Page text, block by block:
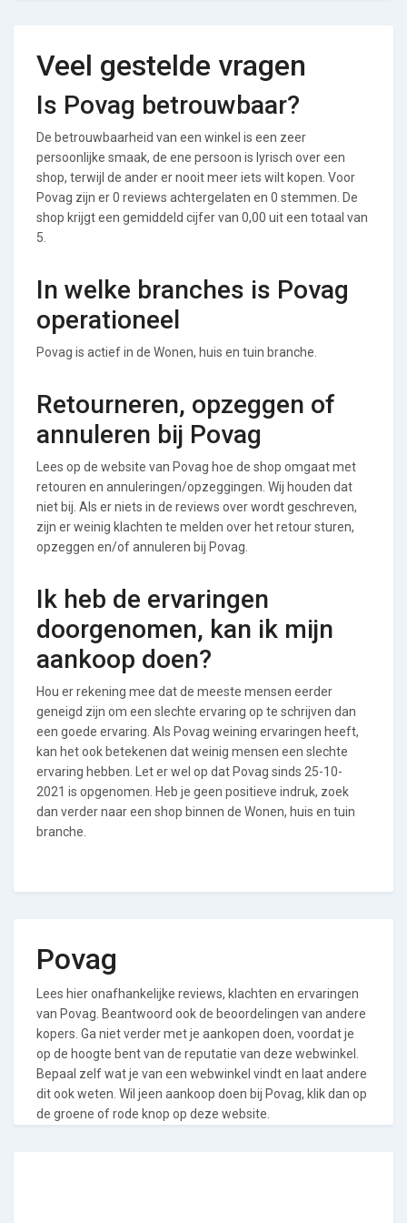
Veel gestelde vragen
Is Povag betrouwbaar?
De betrouwbaarheid van een winkel is een zeer
persoonlijke smaak, de ene persoon is lyrisch over een
shop, terwijl de ander er nooit meer iets wilt kopen. Voor
Povag zijn er 0 reviews achtergelaten en 0 stemmen. De
shop krijgt een gemiddeld cijfer van 0,00 uit een totaal van
5.
In welke branches is Povag
operationeel
Povag is actief in de Wonen, huis en tuin branche.
Retourneren, opzeggen of
annuleren bij Povag
Lees op de website van Povag hoe de shop omgaat met
retouren en annuleringen/opzeggingen. Wij houden dat
niet bij. Als er niets in de reviews over wordt geschreven,
zijn er weinig klachten te melden over het retour sturen,
opzeggen en/of annuleren bij Povag.
Ik heb de ervaringen
doorgenomen, kan ik mijn
aankoop doen?
Hou er rekening mee dat de meeste mensen eerder
geneigd zijn om een slechte ervaring op te schrijven dan
een goede ervaring. Als Povag weining ervaringen heeft,
kan het ook betekenen dat weinig mensen een slechte
ervaring hebben. Let er wel op dat Povag sinds 25-10-
2021 is opgenomen. Heb je geen positieve indruk, zoek
dan verder naar een shop binnen de Wonen, huis en tuin
branche.
Povag
Lees hier onafhankelijke reviews, klachten en ervaringen
van Povag. Beantwoord ook de beoordelingen van andere
kopers. Ga niet verder met je aankopen doen, voordat je
op de hoogte bent van de reputatie van deze webwinkel.
Bepaal zelf wat je van een webwinkel vindt en laat andere
dit ook weten. Wil jeen aankoop doen bij Povag, klik dan op
de groene of rode knop op deze website.